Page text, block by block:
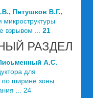
Петушков В.Г.,
микроструктуры
взрывом ... 21
РАЗДЕЛ
А.С.
для
по ширине зоны
... 24